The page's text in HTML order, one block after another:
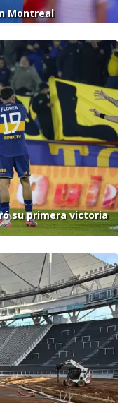
Montreal
su primera victoria